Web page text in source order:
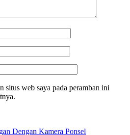
situs web saya pada peramban ini
Dengan Kamera Ponsel